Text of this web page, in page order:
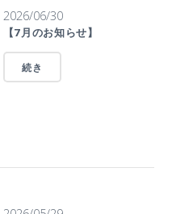
2026/06/30
【7月のお知らせ】
続き